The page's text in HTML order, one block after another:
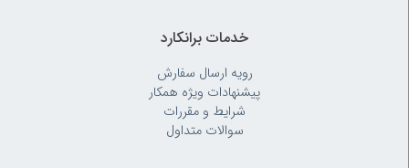
خدمات برانکارد
رویه‌ ارسال سفارش
پیشنهادات ویژه همکار
شرایط و مقررات
سوالات متداول